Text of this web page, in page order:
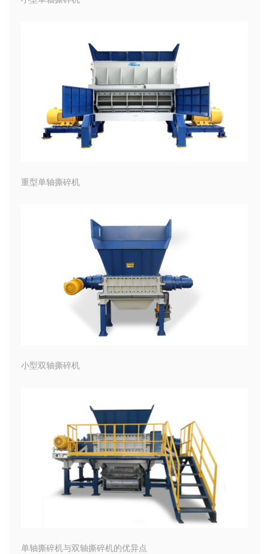
重型单轴撕碎机
小型双轴撕碎机
单轴撕碎机与双轴撕碎机的优异点